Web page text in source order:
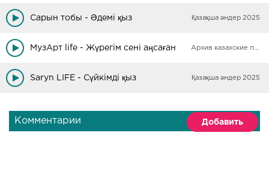
Сарын тобы - Әдемі қыз Қазақша әндер 2025
МузАрт life - Жүрегім сені аңсаған Архив казахские песни
Saryn LIFE - Сүйкімді қыз Қазақша әндер 2025
Комментарии Добавить